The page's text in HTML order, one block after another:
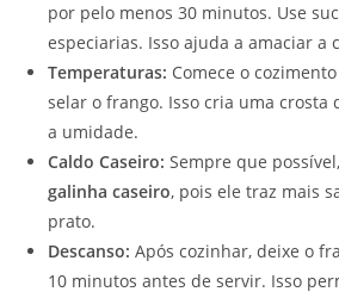
por pelo menos 30 minutos. Use
especiarias. Isso ajuda a amaciar a
Temperaturas: Comece o
selar o frango. Isso cria uma crosta
a umidade.
Caldo Caseiro: Sempre que
galinha caseiro, pois ele traz mais
prato.
Descanso: Após cozinhar, deixe o
10 minutos antes de servir. Isso